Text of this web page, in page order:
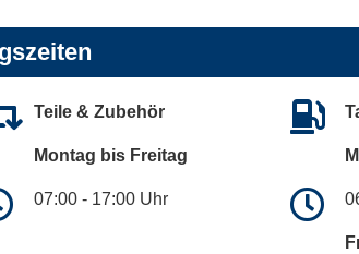
Teile & Zubehör
Montag bis Freitag
07:00 - 17:00 Uhr